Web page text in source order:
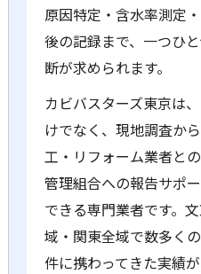
原因特定・含水率測定
後の記録まで、一つひ
断が求められます。
カビバスターズ東京は
けでなく、現地調査か
工・リフォーム業者と
管理組合への報告サポ
できる専門業者です。
域・関東全域で数多く
件に携わってきた実績